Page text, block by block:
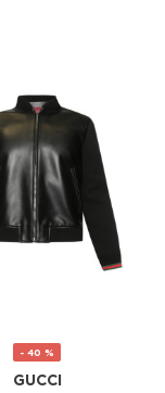
- 40 %
GUCCI